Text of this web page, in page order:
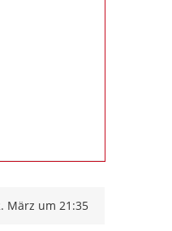
des Erstellens
des Erstellens
März um 21:35Zur Äußerung